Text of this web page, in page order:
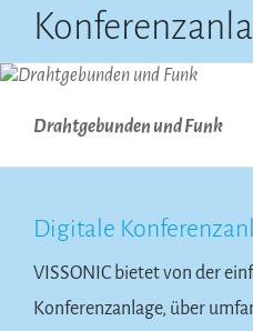
Drahtgebunden und Funk
Digitale
VISSONIC bietet von der
Konferenzanlage, über